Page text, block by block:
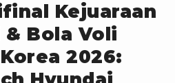
Kejuaraan
Bola Voli
2026: